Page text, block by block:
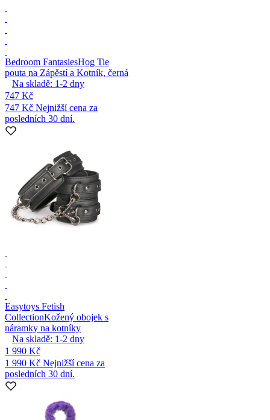
Bedroom FantasiesHog Tie
pouta na Zápěstí a Kotník, černá
Na skladě: 1-2 dny
747 Kč
747 Kč Nejnižší cena za
posledních 30 dní.
Easytoys Fetish
CollectionKožený obojek s
náramky na kotníky
Na skladě: 1-2 dny
1 990 Kč
1 990 Kč Nejnižší cena za
posledních 30 dní.